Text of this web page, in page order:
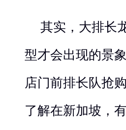
其实，大排长
型才会出现的景
店门前排长队抢
了解在新加坡，